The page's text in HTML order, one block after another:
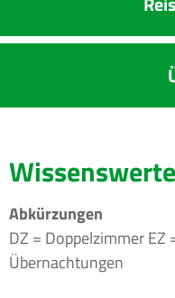
Abkürzungen
DZ = Doppelzimmer EZ
Übernachtungen